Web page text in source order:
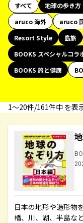
すべて 地球の歩き方
aruco 海外
aruco
Resort Style
島旅
BOOKS スペシャルコラ
BOOKS 旅と健康
1〜20件/161件中 を表
日本の地形や造形物
橋、川、湖、半島な